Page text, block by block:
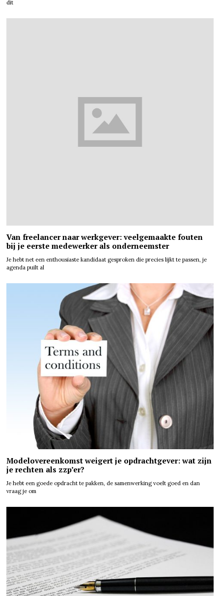
dit
Van freelancer naar werkgever: veelgemaakte fouten
bij je eerste medewerker als onderneemster
Je hebt net een enthousiaste kandidaat gesproken die precies lijkt te passen, je
agenda puilt al
Modelovereenkomst weigert je opdrachtgever: wat zijn
je rechten als zzp’er?
Je hebt een goede opdracht te pakken, de samenwerking voelt goed en dan
vraag je om